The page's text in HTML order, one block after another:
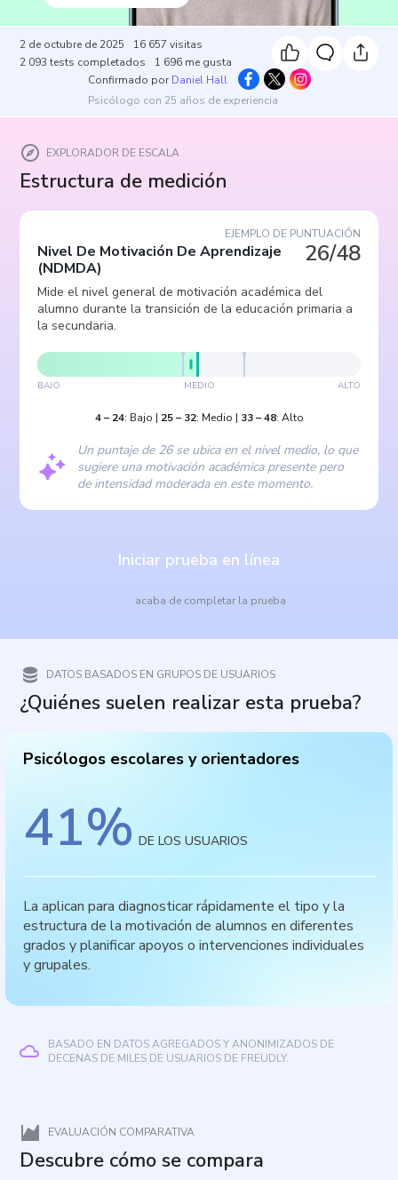
2 de octubre de 2025 16 657 visitas
2 093 tests completados 1 696 me gusta
Confirmado por Daniel Hall
Psicólogo con 25 años de experiencia
EXPLORADOR DE ESCALA
Estructura de medición
EJEMPLO DE PUNTUACIÓN
26/48
Nivel De Motivación De Aprendizaje
(NDMDA)
Mide el nivel general de motivación académica del
alumno durante la transición de la educación primaria a
la secundaria.
BAJO MEDIO ALTO
4– 24: Bajo | 25– 32: Medio | 33–48: Alto
Un puntaje de 26 se ubica en el nivel medio, lo que
sugiere una motivación académica presente pero
de intensidad moderada en este momento.
Iniciar prueba en línea
acaba de completar la prueba
DATOS BASADOS EN GRUPOS DE USUARIOS
¿Quiénes suelen realizar esta prueba?
Psicólogos escolares y orientadores
41% DE LOS USUARIOS
La aplican para diagnosticar rápidamente el tipo y la
estructura de la motivación de alumnos en diferentes
grados y planificar apoyos o intervenciones individuales
y grupales.
BASADO EN DATOS AGREGADOS Y ANONIMIZADOS DE
DECENAS DE MILES DE USUARIOS DE FREUDLY.
EVALUACIÓN COMPARATIVA
Descubre cómo se compara